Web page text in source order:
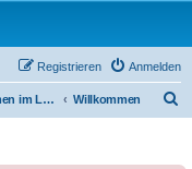
Anmelden
Registrieren
Willkommen im Leben / Welcome to life Willkommen